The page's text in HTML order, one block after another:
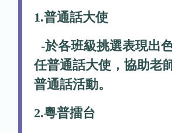
1.普通話大使
-於各班級挑選表現出
任普通話大使，協助老
普通話活動。
2.粵普擂台